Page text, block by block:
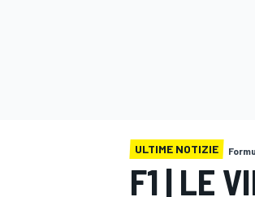
ULTIME NOTIZIE
F1 | LE